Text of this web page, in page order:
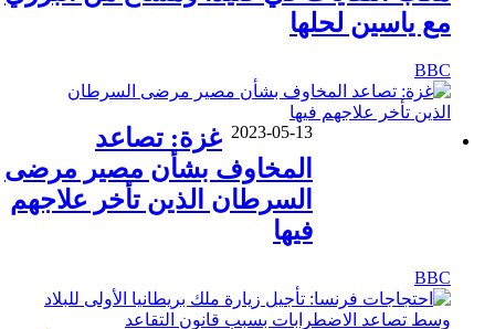
مع ياسين لحلها
BBC
2023-05-13 غزة: تصاعد
المخاوف بشأن مصير مرضى
السرطان الذين تأخر علاجهم
فيها
BBC